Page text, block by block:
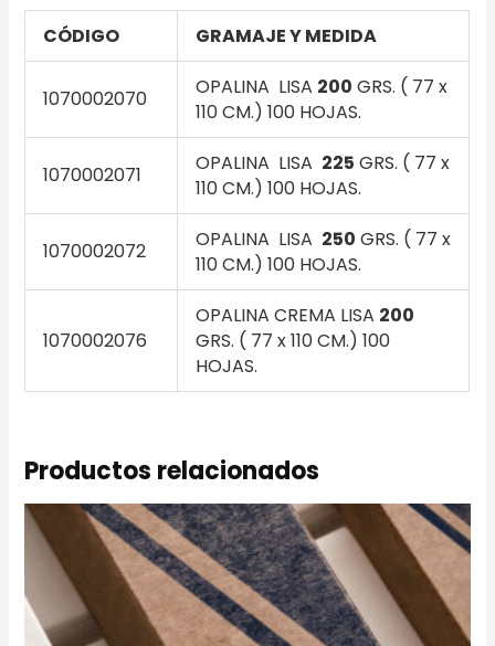
CÓDIGO GRAMAJE Y MEDIDA
1070002070 OPALINA LISA 200 GRS. ( 77 x
110 CM.) 100 HOJAS.
1070002071 OPALINA LISA 225 GRS. ( 77 x
110 CM.) 100 HOJAS.
1070002072 OPALINA LISA 250 GRS. ( 77 x
110 CM.) 100 HOJAS.
1070002076
OPALINA CREMA LISA 200
GRS. ( 77 x 110 CM.) 100
HOJAS.
Productos relacionados